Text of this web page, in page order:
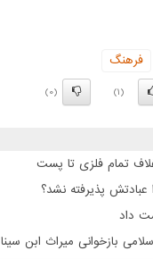
فرهنگ
(1)
(0)
غلاف تمام فلزی تا پست
پذیرفته نشد؟
داد
بازخوانی میراث ابن سینا